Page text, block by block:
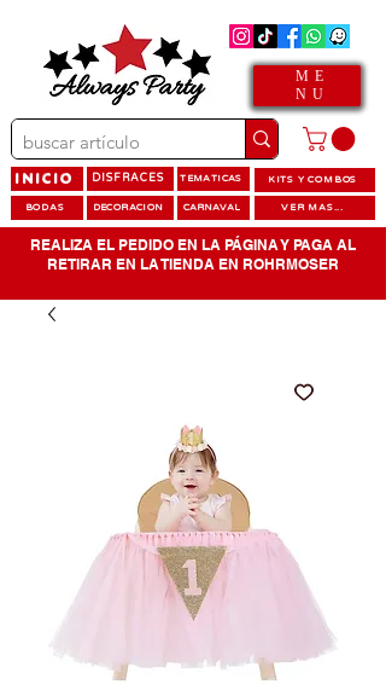
ME
NU
INICIO DISFRACES TEMATICAS KITS Y COMBOS
BODAS DECORACION CARNAVAL VER MAS...
REALIZA EL PEDIDO EN LA PÁGINA Y PAGA AL
RETIRAR EN LA TIENDA EN ROHRMOSER